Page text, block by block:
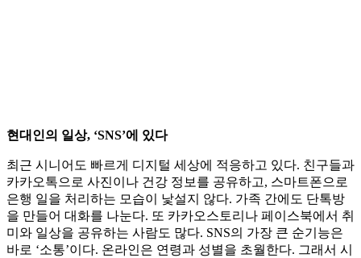
현대인의 일상, ‘SNS’에 있다
최근 시니어도 빠르게 디지털 세상에 적응하고 있다. 친구들과
카카오톡으로 사진이나 건강 정보를 공유하고, 스마트폰으로
은행 일을 처리하는 모습이 낯설지 않다. 가족 간에도 단톡방
을 만들어 대화를 나눈다. 또 카카오스토리나 페이스북에서 취
미와 일상을 공유하는 사람도 많다. SNS의 가장 큰 순기능은
바로 ‘소통’이다. 온라인은 연령과 성별을 초월한다. 그래서 시